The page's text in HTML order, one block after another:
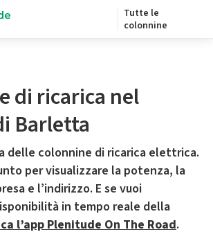
Tutte le
colonnine
di ricarica nel
Barletta
delle colonnine di ricarica elettrica.
per visualizzare la potenza, la
e l’indirizzo. E se vuoi
in tempo reale della
l’app Plenitude On The Road.